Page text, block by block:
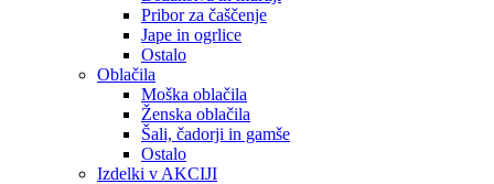
Pribor za čaščenje
Jape in ogrlice
Ostalo
Oblačila
Moška oblačila
Ženska oblačila
Šali, čadorji in gamše
Ostalo
Izdelki v AKCIJI